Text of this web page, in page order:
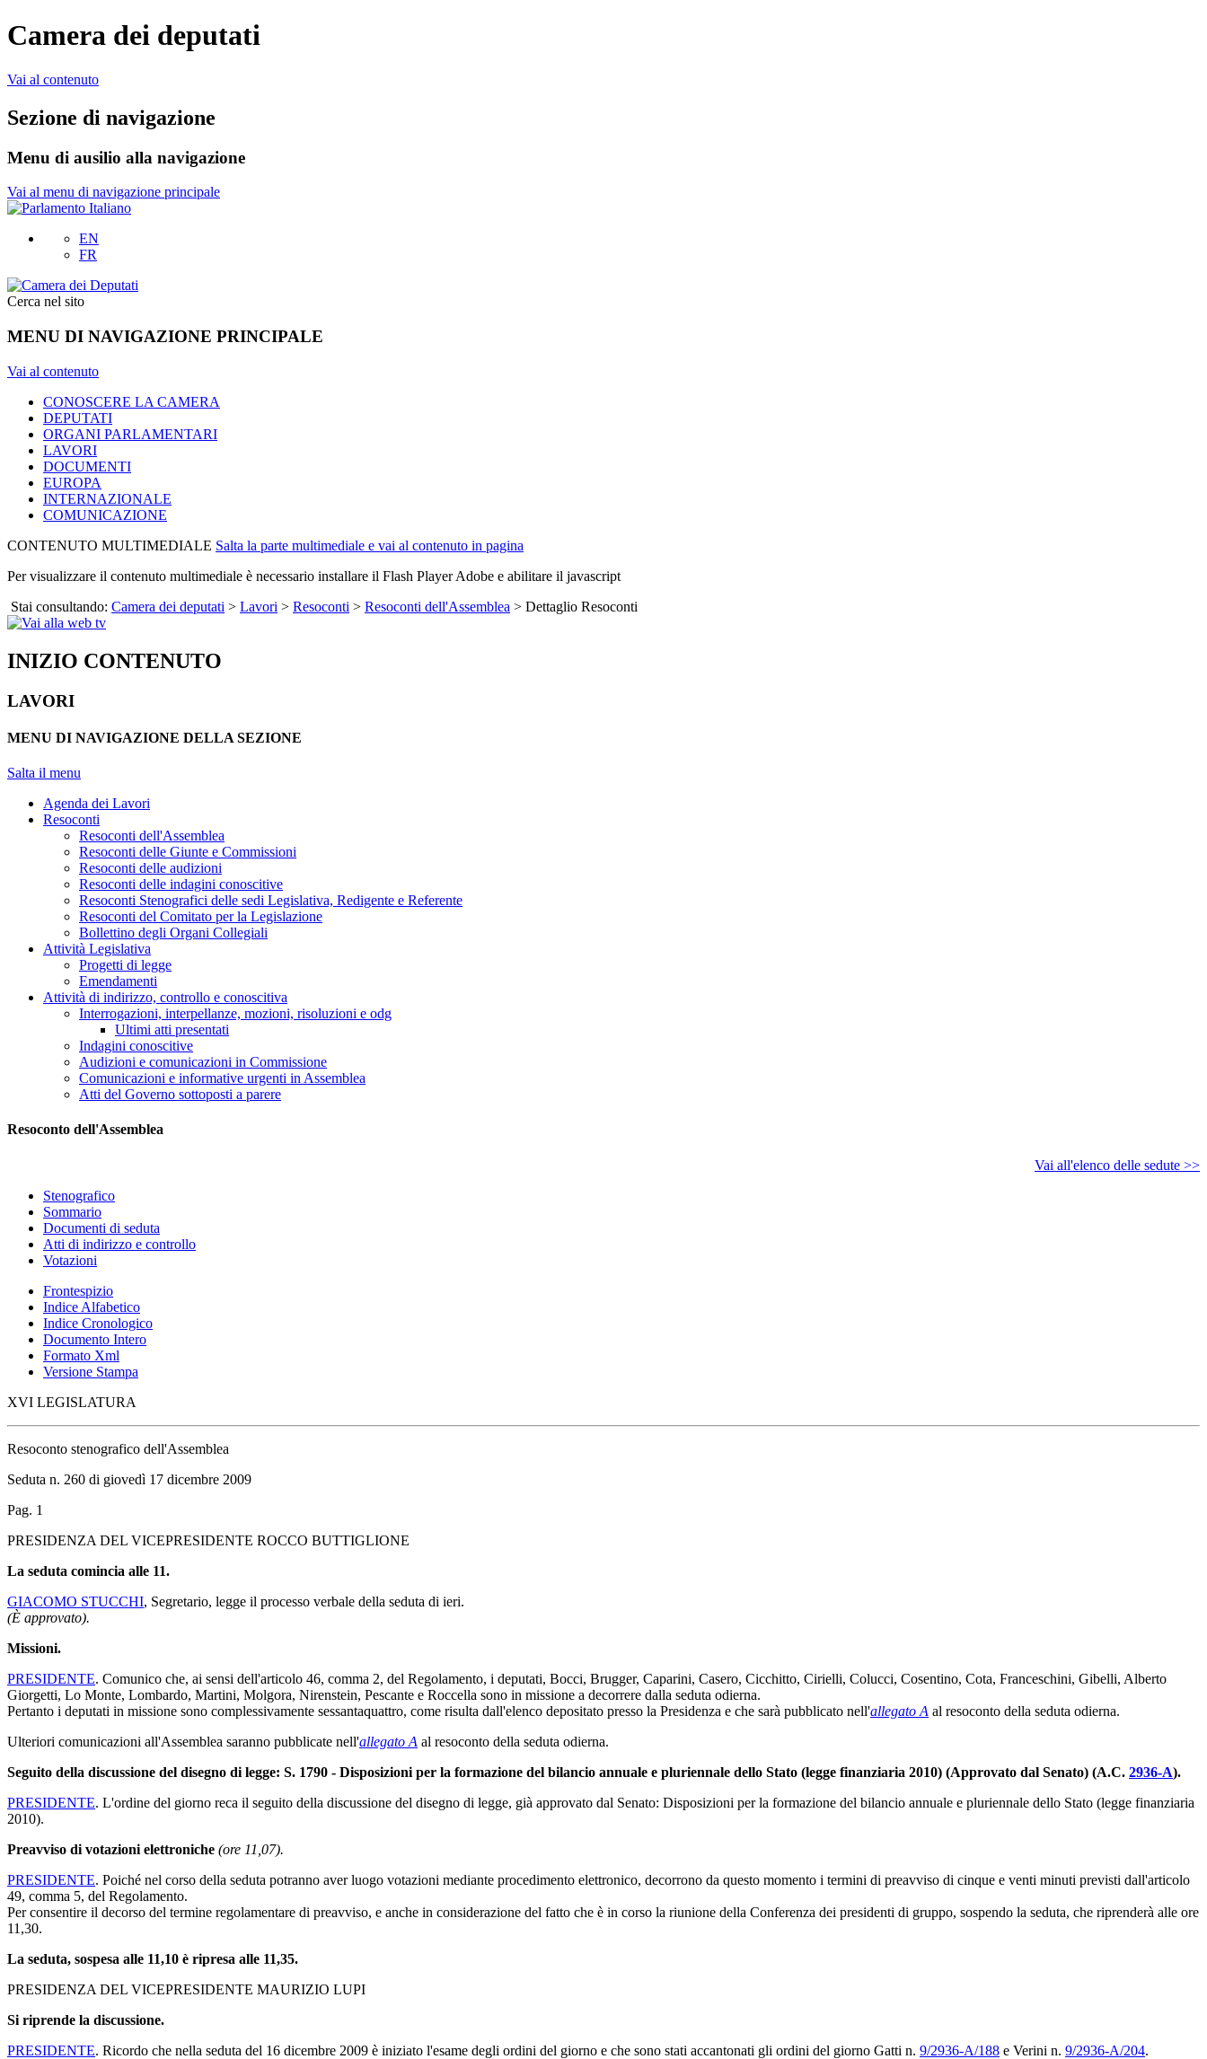
Camera dei deputati
Vai al contenuto
Sezione di navigazione
Menu di ausilio alla navigazione
Vai al menu di navigazione principale
EN
FR
Cerca nel sito
MENU DI NAVIGAZIONE PRINCIPALE
Vai al contenuto
CONOSCERE LA CAMERA
DEPUTATI
ORGANI PARLAMENTARI
LAVORI
DOCUMENTI
EUROPA
INTERNAZIONALE
COMUNICAZIONE
CONTENUTO MULTIMEDIALE Salta la parte multimediale e vai al contenuto in pagina
Per visualizzare il contenuto multimediale è necessario installare il Flash Player Adobe e abilitare il javascript
Stai consultando: Camera dei deputati > Lavori > Resoconti > Resoconti dell'Assemblea > Dettaglio Resoconti
INIZIO CONTENUTO
LAVORI
MENU DI NAVIGAZIONE DELLA SEZIONE
Salta il menu
Agenda dei Lavori
Resoconti
Resoconti dell'Assemblea
Resoconti delle Giunte e Commissioni
Resoconti delle audizioni
Resoconti delle indagini conoscitive
Resoconti Stenografici delle sedi Legislativa, Redigente e Referente
Resoconti del Comitato per la Legislazione
Bollettino degli Organi Collegiali
Attività Legislativa
Progetti di legge
Emendamenti
Attività di indirizzo, controllo e conoscitiva
Interrogazioni, interpellanze, mozioni, risoluzioni e odg
Ultimi atti presentati
Indagini conoscitive
Audizioni e comunicazioni in Commissione
Comunicazioni e informative urgenti in Assemblea
Atti del Governo sottoposti a parere
Resoconto dell'Assemblea
Vai all'elenco delle sedute >>
Stenografico
Sommario
Documenti di seduta
Atti di indirizzo e controllo
Votazioni
Frontespizio
Indice Alfabetico
Indice Cronologico
Documento Intero
Formato Xml
Versione Stampa
XVI LEGISLATURA
Resoconto stenografico dell'Assemblea
Seduta n. 260 di giovedì 17 dicembre 2009
Pag. 1
PRESIDENZA DEL VICEPRESIDENTE ROCCO BUTTIGLIONE
La seduta comincia alle 11.
GIACOMO STUCCHI, Segretario, legge il processo verbale della seduta di ieri.
(È approvato).
Missioni.
PRESIDENTE. Comunico che, ai sensi dell'articolo 46, comma 2, del Regolamento, i deputati, Bocci, Brugger, Caparini, Casero, Cicchitto, Cirielli, Colucci, Cosentino, Cota, Franceschini, Gibelli, Alberto
Giorgetti, Lo Monte, Lombardo, Martini, Molgora, Nirenstein, Pescante e Roccella sono in missione a decorrere dalla seduta odierna.
Pertanto i deputati in missione sono complessivamente sessantaquattro, come risulta dall'elenco depositato presso la Presidenza e che sarà pubblicato nell'allegato A al resoconto della seduta odierna.
Ulteriori comunicazioni all'Assemblea saranno pubblicate nell'allegato A al resoconto della seduta odierna.
Seguito della discussione del disegno di legge: S. 1790 - Disposizioni per la formazione del bilancio annuale e pluriennale dello Stato (legge finanziaria 2010) (Approvato dal Senato) (A.C. 2936-A).
PRESIDENTE. L'ordine del giorno reca il seguito della discussione del disegno di legge, già approvato dal Senato: Disposizioni per la formazione del bilancio annuale e pluriennale dello Stato (legge finanziaria
2010).
Preavviso di votazioni elettroniche (ore 11,07).
PRESIDENTE. Poiché nel corso della seduta potranno aver luogo votazioni mediante procedimento elettronico, decorrono da questo momento i termini di preavviso di cinque e venti minuti previsti dall'articolo
49, comma 5, del Regolamento.
Per consentire il decorso del termine regolamentare di preavviso, e anche in considerazione del fatto che è in corso la riunione della Conferenza dei presidenti di gruppo, sospendo la seduta, che riprenderà alle ore
11,30.
La seduta, sospesa alle 11,10 è ripresa alle 11,35.
PRESIDENZA DEL VICEPRESIDENTE MAURIZIO LUPI
Si riprende la discussione.
PRESIDENTE. Ricordo che nella seduta del 16 dicembre 2009 è iniziato l'esame degli ordini del giorno e che sono stati accantonati gli ordini del giorno Gatti n. 9/2936-A/188 e Verini n. 9/2936-A/204.